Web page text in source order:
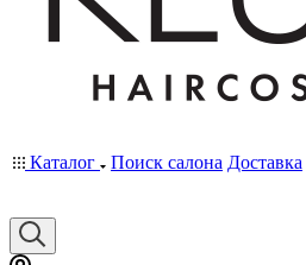
Каталог Поиск салона Доставка